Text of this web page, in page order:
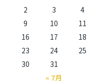
« 7月
2
3 4
9
10 11
16
17 18
23
24 25
30
31